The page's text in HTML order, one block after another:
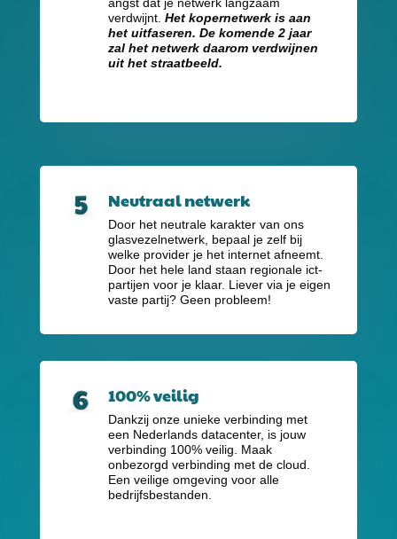
verdwijnt. Het kopernetwerk is aan
het uitfaseren. De komende 2 jaar
zal het netwerk daarom verdwijnen
uit het straatbeeld.
Neutraal netwerk
Door het neutrale karakter van ons
glasvezelnetwerk, bepaal je zelf bij
welke provider je het internet afneemt.
Door het hele land staan regionale ict-
partijen voor je klaar. Liever via je eigen
vaste partij? Geen probleem!
100% veilig
Dankzij onze unieke verbinding met
een Nederlands datacenter, is jouw
verbinding 100% veilig. Maak
onbezorgd verbinding met de cloud.
Een veilige omgeving voor alle
bedrijfsbestanden.